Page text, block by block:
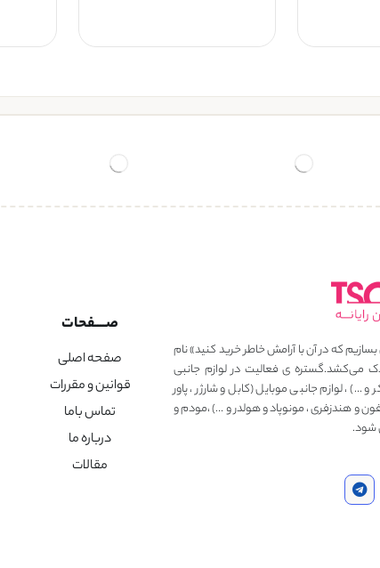
بسازیم که در آن با آرامش خاطر خرید کنید» نام
می‌کشد.گستره ی فعالیت در لوازم جانبی
لوازم جانبی موبایل (کابل و شارژر ، پاور
و هندزفری ، مونوپاد و هولدر و …) ،مودم و
شود.
صــــفحات
صفحه اصلی
قوانین و مقررات
تماس باما
درباره ما
مقالات